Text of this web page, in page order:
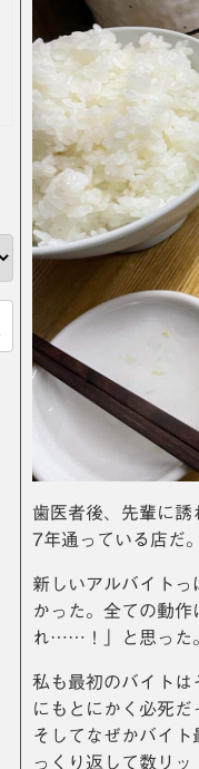
歯医者後、先輩に誘
7年通っている店だ。
新しいアルバイト
かった。全ての動
れ……！」と思った
私も最初のバイトは
にもとにかく必死だ
そしてなぜかバイ
っくり返して数リ